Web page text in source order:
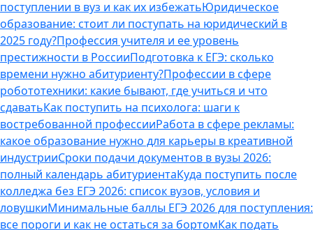
поступлении в вуз и как их избежатьЮридическое
образование: стоит ли поступать на юридический в
2025 году?Профессия учителя и ее уровень
престижности в РоссииПодготовка к ЕГЭ: сколько
времени нужно абитуриенту?Профессии в сфере
робототехники: какие бывают, где учиться и что
сдаватьКак поступить на психолога: шаги к
востребованной профессииРабота в сфере рекламы:
какое образование нужно для карьеры в креативной
индустрииСроки подачи документов в вузы 2026:
полный календарь абитуриентаКуда поступить после
колледжа без ЕГЭ 2026: список вузов, условия и
ловушкиМинимальные баллы ЕГЭ 2026 для поступления:
все пороги и как не остаться за бортомКак подать